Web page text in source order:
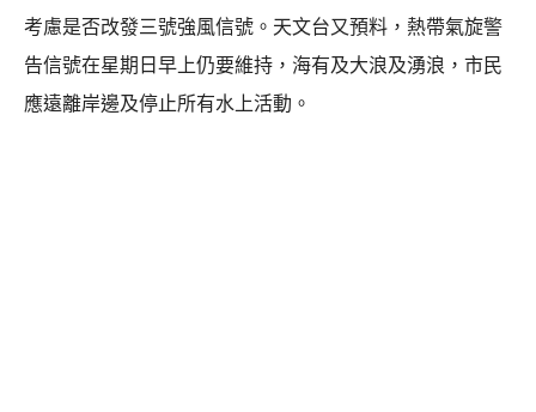
考慮是否改發三號強風信號。天文台又預料，熱帶氣旋警
告信號在星期日早上仍要維持，海有及大浪及湧浪，市民
應遠離岸邊及停止所有水上活動。